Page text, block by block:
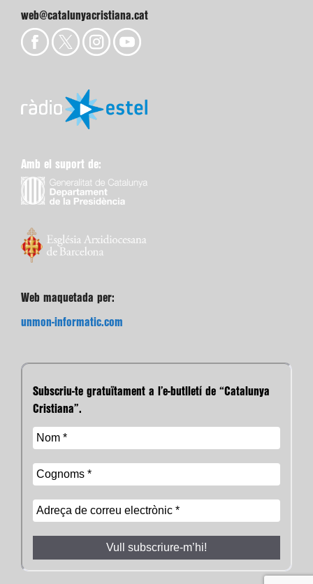
web@catalunyacristiana.cat
Amb el suport de:
Web maquetada per:
unmon-informatic.com
Subscriu-te gratuïtament a l’e-butlletí de “Catalunya
Cristiana”.